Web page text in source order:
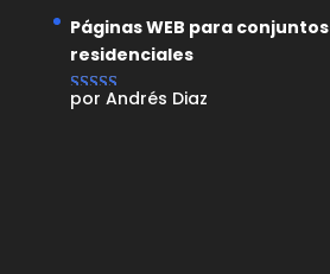
Páginas WEB para conjuntos
residenciales
Valorado con
por Andrés Diaz